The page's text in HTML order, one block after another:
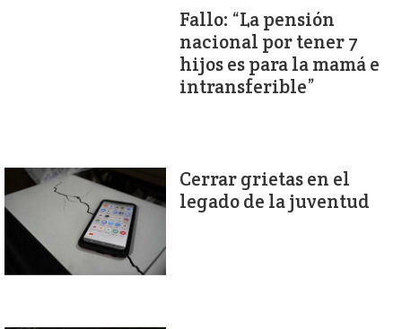
Fallo: “La pensión
nacional por tener 7
hijos es para la mamá e
intransferible”
Cerrar grietas en el
legado de la juventud